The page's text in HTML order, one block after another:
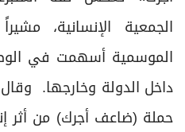
الجمعية الإنسانية،
الموسمية أسهمت في
داخل الدولة وخارجها.
حملة (ضاعف أجرك) من